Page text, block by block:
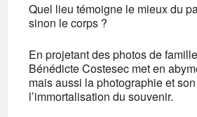
Quel lieu témoigne le mieux du
sinon le corps ?
En projetant des photos de
Bénédicte Costesec met en
mais aussi la photographie et
l’immortalisation du souvenir.